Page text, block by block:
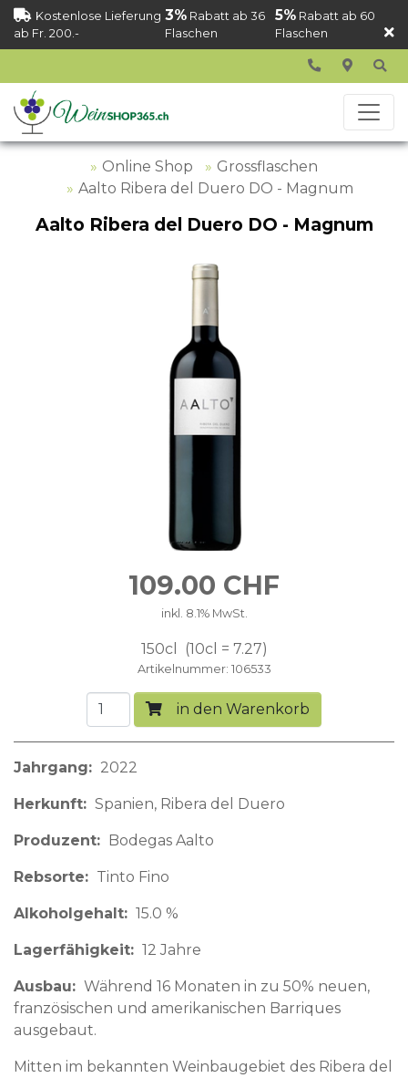
Kostenlose Lieferung
ab Fr. 200.-
3% Rabatt ab 36
Flaschen
5%Rabatt ab 60
Flaschen
Online Shop
Grossflaschen
Aalto Ribera del Duero DO - Magnum
Aalto Ribera del Duero DO - Magnum
109.00 CHF
inkl. 8.1% MwSt.
150cl 10cl = 7.27
Artikelnummer 106533
in den Warenkorb
Jahrgang 2022
Herkunft Spanien Ribera del Duero
Produzent Bodegas Aalto
Rebsorte Tinto Fino
Alkoholgehalt 15.0 %
Lagerfähigkeit 12 Jahre
Ausbau
Während 16 Monaten in zu 50% neuen,
französischen und amerikanischen Barriques
ausgebaut.
Mitten im bekannten Weinbaugebiet des Ribera del